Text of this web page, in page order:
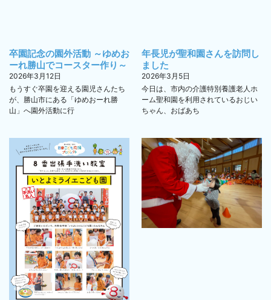
卒園記念の園外活動 ～ゆめお
ーれ勝山でコースター作り～
2026年3月12日
もうすぐ卒園を迎える園児さんたち
が、勝山市にある「ゆめおーれ勝
山」へ園外活動に行
年長児が聖和園さんを訪問し
ました
2026年3月5日
今日は、市内の介護特別養護老人ホ
ーム聖和園を利用されているおじい
ちゃん、おばあち